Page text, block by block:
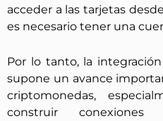
acceder a las tarjetas
es necesario tener una
Por lo tanto, la
supone un avance
criptomonedas,
construir